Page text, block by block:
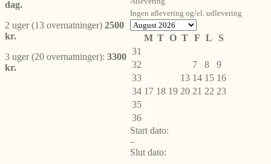
dag.
2 uger (13 overnatninger) 2500
kr.
3 uger (20 overnatninger): 3300
kr.
Ingen aflevering og/el. udlevering
M T O T F L
S
31
32
7 8
9
33
13 14 15 16
34 17 18 19 20 21 22 23
35
36
Start dato:
–
Slut dato: